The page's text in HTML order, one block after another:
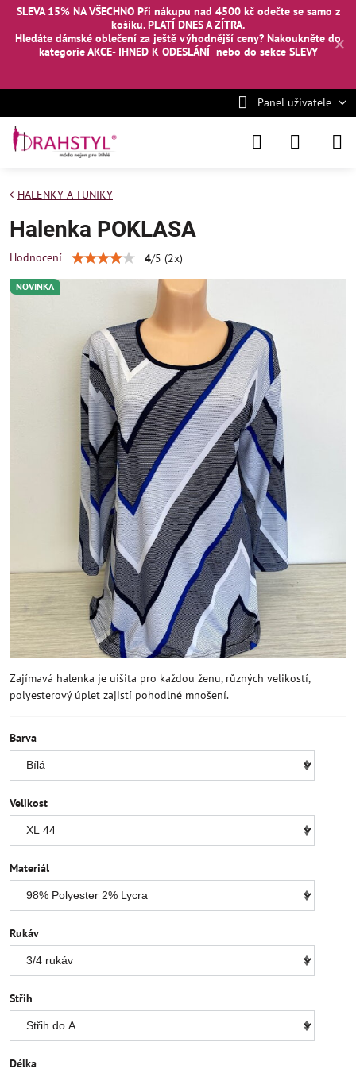
✕
SLEVA 15% NA VŠECHNO Při nákupu nad 4500 kč odečte se samo z
košíku. PLATÍ DNES A ZÍTRA.
Hledáte dámské oblečení za ještě výhodnější ceny? Nakoukněte do
kategorie AKCE- IHNED K ODESLÁNÍ nebo do sekce SLEVY
Panel uživatele
NOVINKA
HALENKY A TUNIKY
Halenka POKLASA
Hodnocení 4/5 (2x)
Zajímavá halenka je uišita pro každou ženu, různých velikostí,
polyesterový úplet zajistí pohodlné mnošení.
Barva
Velikost
Materiál
Rukáv
Střih
Délka